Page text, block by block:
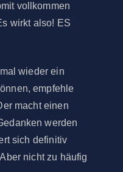
vollkommen
wirkt also! ES
wieder ein
empfehle
macht einen
werden
sich definitiv
nicht zu häufig